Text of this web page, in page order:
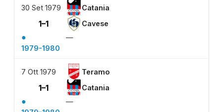
30 Set 1979 Catania
1–1 Cavese
●
—
1979-1980
7 Ott 1979 Teramo
1–1 Catania
●
—